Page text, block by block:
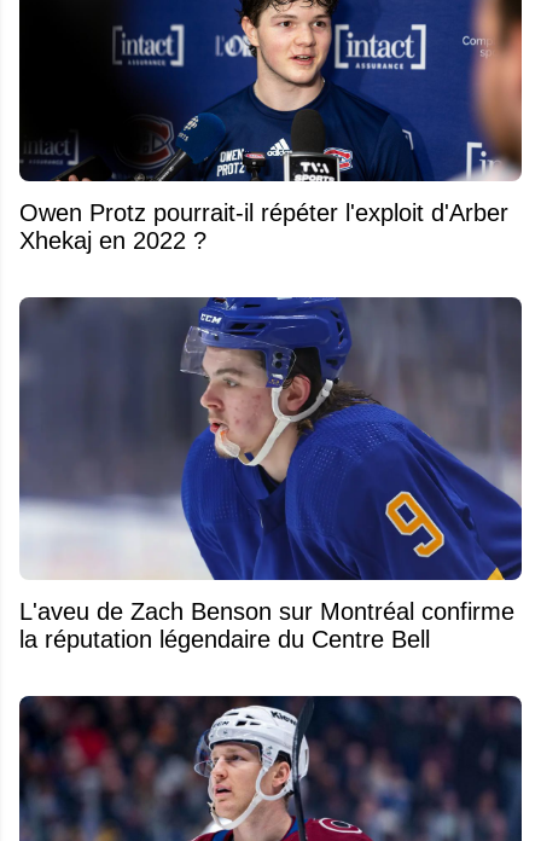
Owen Protz pourrait-il répéter l'exploit d'Arber
Xhekaj en 2022 ?
L'aveu de Zach Benson sur Montréal confirme
la réputation légendaire du Centre Bell